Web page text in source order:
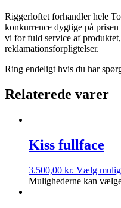
Riggerloftet forhandler hele
konkurrence dygtige på
vi for fuld service af
reklamationsforpligtelser.
Ring endeligt hvis du har
Relaterede varer
Kiss fullface
3.500,00 kr. Vælg
Mulighederne kan